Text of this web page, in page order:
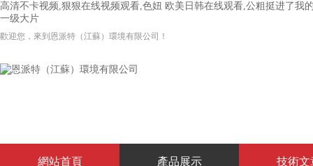
高清不卡视频,狠狠在线视频观看,色妞 欧美日韩在线观看,公粗挺进了
一级大片
歡迎您，來到恩派特（江蘇）環境有限公司！
網站首頁 產品展示 技術文